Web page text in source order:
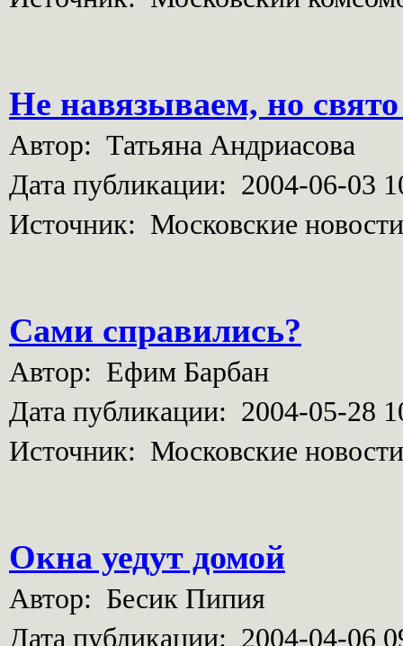
Не навязываем, но
Автор: Татьяна Андриасова
Дата публикации: 2004-06-03
Источник: Московские новости
Сами справились?
Автор: Ефим Барбан
Дата публикации: 2004-05-28
Источник: Московские новости
Окна уедут домой
Автор: Бесик Пипия
Дата публикации: 2004-04-06